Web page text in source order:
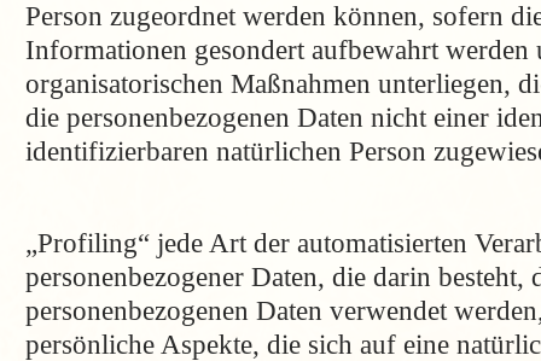
Person zugeordnet werden können, sofern
Informationen gesondert aufbewahrt werden
organisatorischen Maßnahmen unterliegen,
die personenbezogenen Daten nicht einer
identifizierbaren natürlichen Person
„Profiling“ jede Art der automatisierten
personenbezogener Daten, die darin besteht,
personenbezogenen Daten verwendet
persönliche Aspekte, die sich auf eine